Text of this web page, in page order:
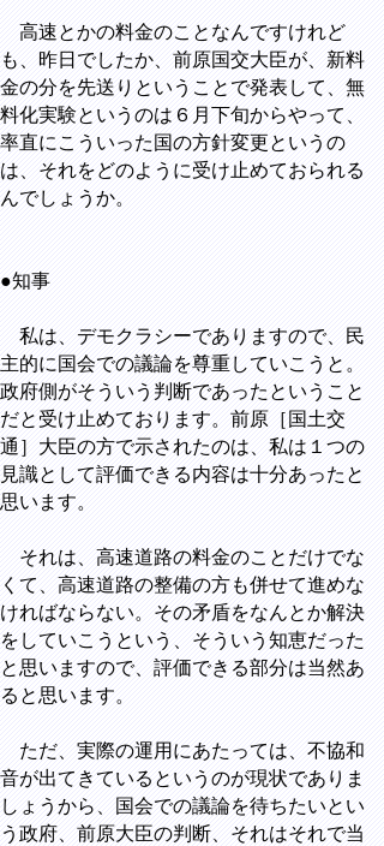
高速とかの料金のことなんですけれど
も、昨日でしたか、前原国交大臣が、新料
金の分を先送りということで発表して、無
料化実験というのは６月下旬からやって、
率直にこういった国の方針変更というの
は、それをどのように受け止めておられる
んでしょうか。
●知事
私は、デモクラシーでありますので、民
主的に国会での議論を尊重していこうと。
政府側がそういう判断であったということ
だと受け止めております。前原［国土交
通］大臣の方で示されたのは、私は１つの
見識として評価できる内容は十分あったと
思います。
それは、高速道路の料金のことだけでな
くて、高速道路の整備の方も併せて進めな
ければならない。その矛盾をなんとか解決
をしていこうという、そういう知恵だった
と思いますので、評価できる部分は当然あ
ると思います。
ただ、実際の運用にあたっては、不協和
音が出てきているというのが現状でありま
しょうから、国会での議論を待ちたいとい
う政府、前原大臣の判断、それはそれで当